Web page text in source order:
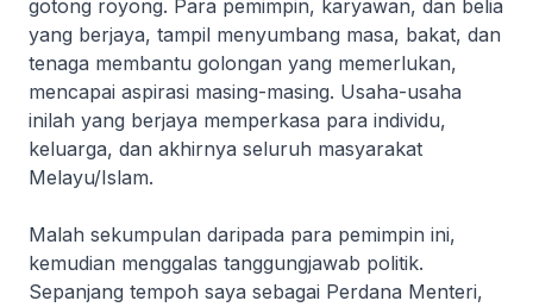
gotong royong. Para pemimpin, karyawan, dan belia
yang berjaya, tampil menyumbang masa, bakat, dan
tenaga membantu golongan yang memerlukan,
mencapai aspirasi masing-masing. Usaha-usaha
inilah yang berjaya memperkasa para individu,
keluarga, dan akhirnya seluruh masyarakat
Melayu/Islam.
Malah sekumpulan daripada para pemimpin ini,
kemudian menggalas tanggungjawab politik.
Sepanjang tempoh saya sebagai Perdana Menteri,